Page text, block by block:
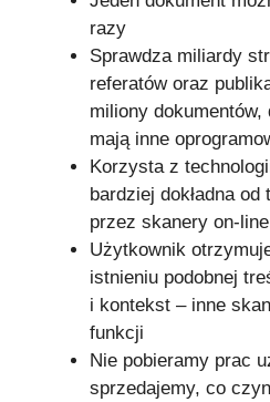
razy
Sprawdza miliardy
referatów oraz
miliony
mają inne
Korzysta z
bardziej dokładna
przez skanery on-line
Użytkownik
istnieniu podobnej
i kontekst – inne
funkcji
Nie pobieramy prac
sprzedajemy, co